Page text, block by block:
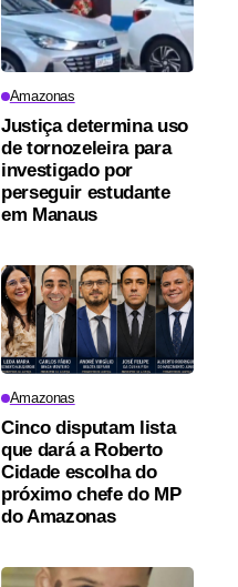
Amazonas
Justiça determina uso
de tornozeleira para
investigado por
perseguir estudante
em Manaus
Amazonas
Cinco disputam lista
que dará a Roberto
Cidade escolha do
próximo chefe do MP
do Amazonas